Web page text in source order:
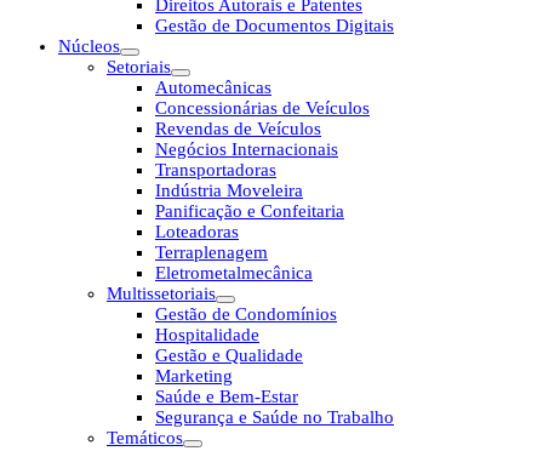
Direitos Autorais e Patentes
Gestão de Documentos Digitais
Núcleos
Setoriais
Automecânicas
Concessionárias de Veículos
Revendas de Veículos
Negócios Internacionais
Transportadoras
Indústria Moveleira
Panificação e Confeitaria
Loteadoras
Terraplenagem
Eletrometalmecânica
Multissetoriais
Gestão de Condomínios
Hospitalidade
Gestão e Qualidade
Marketing
Saúde e Bem-Estar
Segurança e Saúde no Trabalho
Temáticos